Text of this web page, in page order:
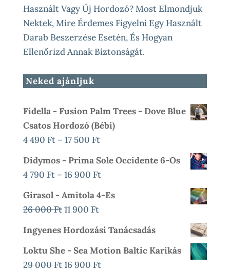
Használt Vagy Új Hordozó? Most Elmondjuk
Nektek, Mire Érdemes Figyelni Egy Használt
Darab Beszerzése Esetén, És Hogyan
Ellenőrizd Annak Biztonságát.
Neked ajánljuk
Fidella - Fusion Palm Trees - Dove Blue
Csatos Hordozó (bébi)
4 490 Ft – 17 500 FtÁrtartomány:
17
Didymos - Prima Sole Occidente 6-Os
4 790 Ft – 16 900 FtÁrtartomány:
16
900 Ft
Girasol - Amitola 4-Es
26 000FtOriginal
26
000 Ft.
11 900 FtCurrent
11
900 Ft.
Ingyenes Hordozási Tanácsadás
Loktu She - Sea Motion Baltic Karikás
29 000FtOriginal
16 900 FtCurrent